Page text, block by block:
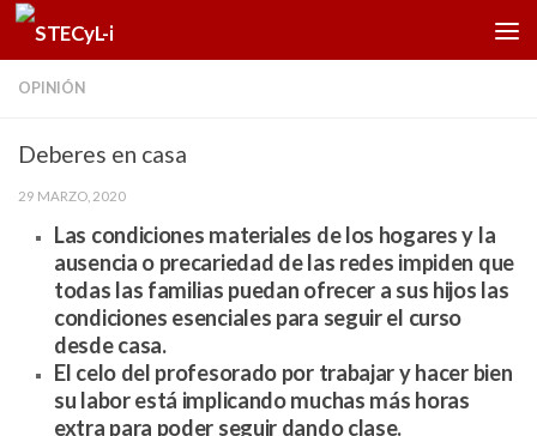
Saltar al contenido
OPINIÓN
Deberes en casa
29 MARZO, 2020
Las condiciones materiales de los hogares y la
ausencia o precariedad de las redes impiden que
todas las familias puedan ofrecer a sus hijos las
condiciones esenciales para seguir el curso
desde casa.
El celo del profesorado por trabajar y hacer bien
su labor está implicando muchas más horas
extra para poder seguir dando clase.